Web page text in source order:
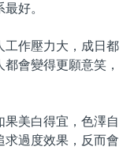
好。
作壓力大，成日都
會變得更願意笑，
美白得宜，色澤自
求過度效果，反而會